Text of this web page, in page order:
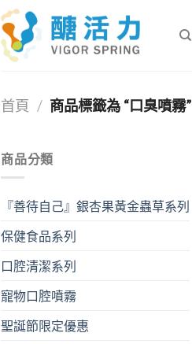
首頁 / 商品標籤為 “口臭噴霧”
商品分類
『善待自己』銀杏果黃金蟲草系列
保健食品系列
口腔清潔系列
寵物口腔噴霧
聖誕節限定優惠